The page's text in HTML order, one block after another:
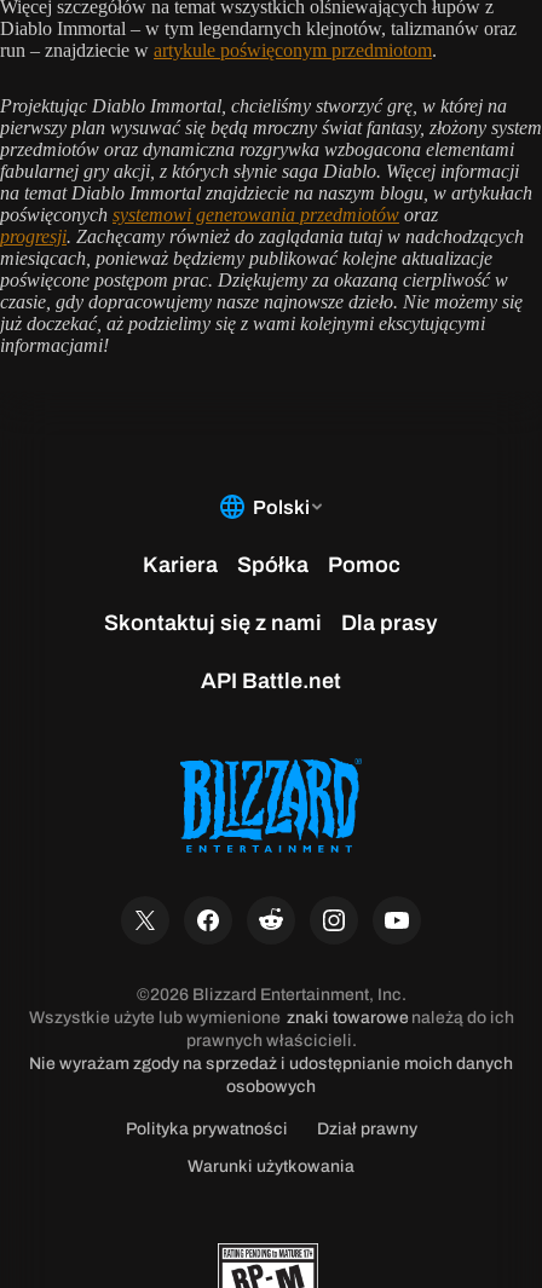
Więcej szczegółów na temat wszystkich olśniewających łupów z
Diablo Immortal – w tym legendarnych klejnotów, talizmanów oraz
run – znajdziecie w artykule poświęconym przedmiotom.
Projektując Diablo Immortal, chcieliśmy stworzyć grę, w której na
pierwszy plan wysuwać się będą mroczny świat fantasy, złożony system
przedmiotów oraz dynamiczna rozgrywka wzbogacona elementami
fabularnej gry akcji, z których słynie saga Diablo. Więcej informacji
na temat Diablo Immortal znajdziecie na naszym blogu, w artykułach
poświęconych systemowi generowania przedmiotów oraz
progresji. Zachęcamy również do zaglądania tutaj w nadchodzących
miesiącach, ponieważ będziemy publikować kolejne aktualizacje
poświęcone postępom prac. Dziękujemy za okazaną cierpliwość w
czasie, gdy dopracowujemy nasze najnowsze dzieło. Nie możemy się
już doczekać, aż podzielimy się z wami kolejnymi ekscytującymi
informacjami!